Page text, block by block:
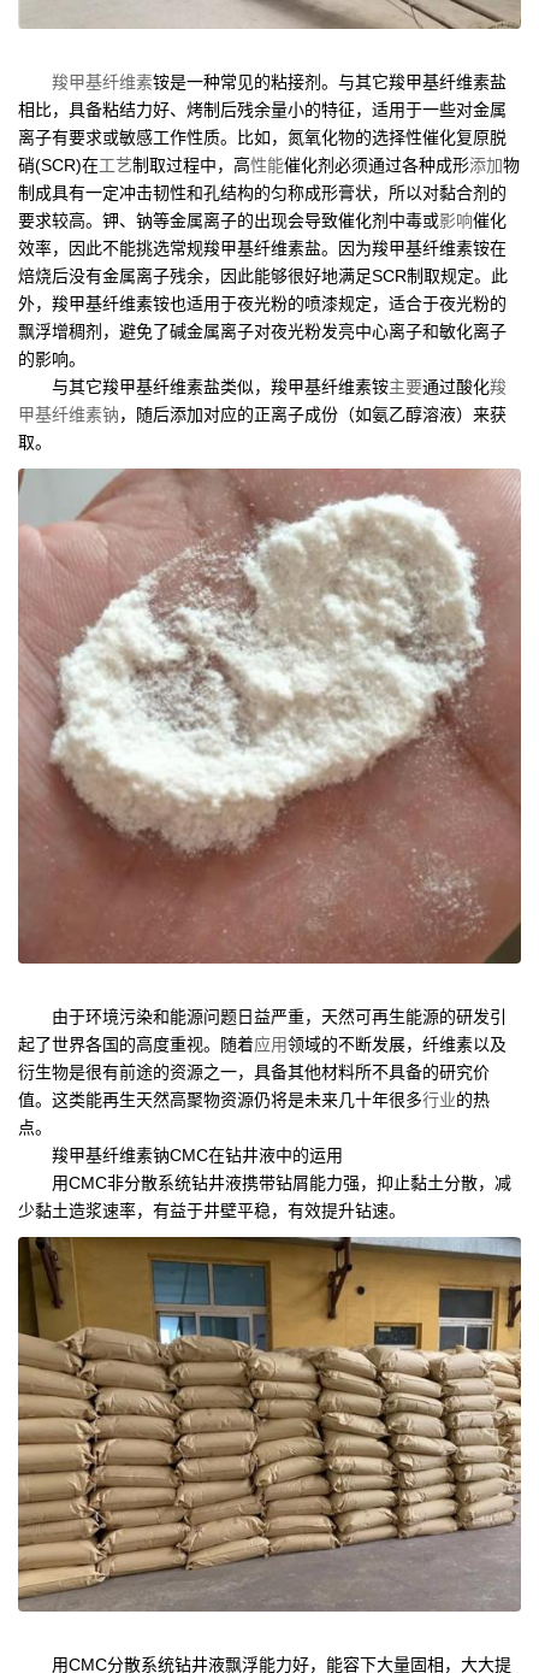
羧甲基纤维素铵是一种常见的粘接剂。与其它羧甲基纤维素盐
相比，具备粘结力好、烤制后残余量小的特征，适用于一些对金属
离子有要求或敏感工作性质。比如，氮氧化物的选择性催化复原脱
硝(SCR)在工艺制取过程中，高性能催化剂必须通过各种成形添加物
制成具有一定冲击韧性和孔结构的匀称成形膏状，所以对黏合剂的
要求较高。钾、钠等金属离子的出现会导致催化剂中毒或影响催化
效率，因此不能挑选常规羧甲基纤维素盐。因为羧甲基纤维素铵在
焙烧后没有金属离子残余，因此能够很好地满足SCR制取规定。此
外，羧甲基纤维素铵也适用于夜光粉的喷漆规定，适合于夜光粉的
飘浮增稠剂，避免了碱金属离子对夜光粉发亮中心离子和敏化离子
的影响。
与其它羧甲基纤维素盐类似，羧甲基纤维素铵主要通过酸化羧
甲基纤维素钠，随后添加对应的正离子成份（如氨乙醇溶液）来获
取。
由于环境污染和能源问题日益严重，天然可再生能源的研发引
起了世界各国的高度重视。随着应用领域的不断发展，纤维素以及
衍生物是很有前途的资源之一，具备其他材料所不具备的研究价
值。这类能再生天然高聚物资源仍将是未来几十年很多行业的热
点。
羧甲基纤维素钠CMC在钻井液中的运用
用CMC非分散系统钻井液携带钻屑能力强，抑止黏土分散，减
少黏土造浆速率，有益于井壁平稳，有效提升钻速。
用CMC分散系统钻井液飘浮能力好，能容下大量固相，大大提